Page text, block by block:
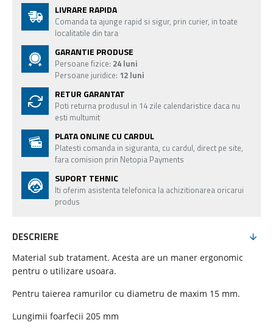
LIVRARE RAPIDA
Comanda ta ajunge rapid si sigur, prin curier, in toate
localitatile din tara
GARANTIE PRODUSE
Persoane fizice: 24 luni
Persoane juridice: 12 luni
RETUR GARANTAT
Poti returna produsul in 14 zile calendaristice daca nu
esti multumit
PLATA ONLINE CU CARDUL
Platesti comanda in siguranta, cu cardul, direct pe site,
fara comision prin Netopia Payments
SUPORT TEHNIC
Iti oferim asistenta telefonica la achizitionarea oricarui
produs
DESCRIERE
Material sub tratament. Acesta are un maner ergonomic
pentru o utilizare usoara.
Pentru taierea ramurilor cu diametru de maxim 15 mm.
Lungimii foarfecii 205 mm